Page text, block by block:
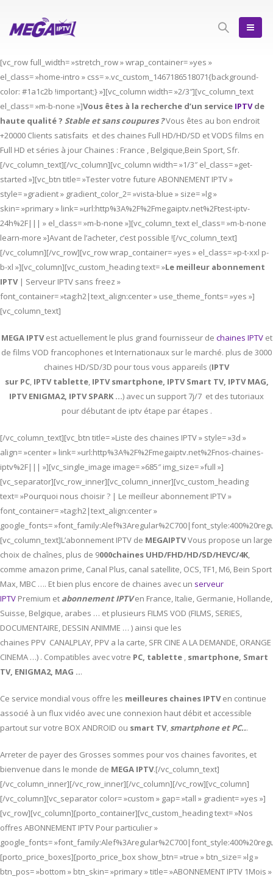
[vc_row full_width= »stretch_row » wrap_container= »yes »
el_class= »home-intro » css= ».vc_custom_1467186518071{background-
color: #1a1c2b !important;} »][vc_column width= »2/3″][vc_column_text
el_class= »m-b-none »]Vous êtes à la recherche d’un service IPTVde
haute qualité ? Stable et sans coupures ?Vous êtes au bon endroit
+20000 Clients satisfaits et des chaines Full HD/HD/SD et VODS films en
Full HD et séries à jour Chaines : France , Belgique,Bein Sport, Sfr.
[/vc_column_text][/vc_column][vc_column width= »1/3″ el_class= »get-
started »][vc_btn title= »Tester votre future ABONNEMENT IPTV »
style= »gradient » gradient_color_2= »vista-blue » size= »lg »
skin= »primary » link= »url:http%3A%2F%2Fmegaiptv.net%2Ftest-iptv-
24h%2F||| » el_class= »m-b-none »][vc_column_text el_class= »m-b-none
learn-more »]Avant de l’acheter, c’est possible ![/vc_column_text]
[/vc_column][/vc_row][vc_row wrap_container= »yes » el_class= »p-t-xxl p-
b-xl »][vc_column][vc_custom_heading text= »Le meilleur abonnement
IPTV | Serveur IPTV sans freez »
font_container= »tag:h2|text_align:center » use_theme_fonts= »yes »]
[vc_column_text]
MEGA IPTVest actuellement le plus grand fournisseur de chaines IPTVet
de films VOD francophones et Internationaux sur le marché. plus de 3000
chaines HD/SD/3D pour tous vous appareils (IPTV
sur PC, IPTVtablette, IPTVsmartphone, IPTV Smart TV, IPTV MAG,
IPTV ENIGMA2, IPTV SPARK …) avec un support 7j/7 et des tutoriaux
pour débutant de iptv étape par étapes .
[/vc_column_text][vc_btn title= »Liste des chaines IPTV » style= »3d »
align= »center » link= »url:http%3A%2F%2Fmegaiptv.net%2Fnos-chaines-
iptv%2F||| »][vc_single_image image= »685″ img_size= »full »]
[vc_separator][vc_row_inner][vc_column_inner][vc_custom_heading
text= »Pourquoi nous choisir ? | Le meilleur abonnement IPTV »
font_container= »tag:h2|text_align:center »
google_fonts=
[vc_column_text]L’abonnement IPTV de MEGAIPTVVous propose un large
choix de chaînes, plus de 9000chaines UHD/FHD/HD/SD/HEVC/4K,
comme amazon prime, Canal Plus, canal satellite, OCS, TF1, M6, Bein Sport
Max, MBC …. Et bien plus encore de chaines avec un serveur
IPTV Premium et abonnement IPTVen France, Italie, Germanie, Hollande,
Suisse, Belgique, arabes … et plusieurs FILMS VOD (FILMS, SERIES,
DOCUMENTAIRE, DESSIN ANIMME … ) ainsi que les
chaines PPV CANALPLAY, PPV a la carte, SFR CINE A LA DEMANDE, ORANGE
CINEMA …) . Compatibles avec votre PC, tablette , smartphone, Smart
TV, ENIGMA2, MAG ...
Ce service mondial vous offre les meilleures chaines IPTVen continue
associé à un flux vidéo avec une connexion haut débit et accessible
partout sur votre BOX ANDROID ou smart TV,smartphone et PC...
Arreter de payer des Grosses sommes pour vos chaines favorites, et
bienvenue dans le monde de MEGA IPTV.[/vc_column_text]
[/vc_column_inner][/vc_row_inner][/vc_column][/vc_row][vc_column]
[/vc_column][vc_separator color= »custom » gap= »tall » gradient= »yes »]
[vc_row][vc_column][porto_container][vc_custom_heading text= »Nos
offres ABONNEMENT IPTV Pour particulier »
google_fonts=
[porto_price_boxes][porto_price_box show_btn= »true » btn_size= »lg »
btn_pos= »bottom » btn_skin= »primary » title= »ABONNEMENT IPTV 1Mois »